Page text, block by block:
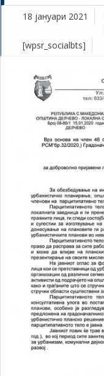
18 јануари 2021
[wpsr_socialbts]